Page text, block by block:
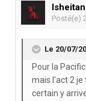
Posté(e)
Le 20/07/
Pour la
mais l'act 2 je
certain y